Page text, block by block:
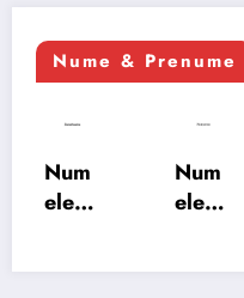
Nume & Prenume
Num
ele
Num
ele